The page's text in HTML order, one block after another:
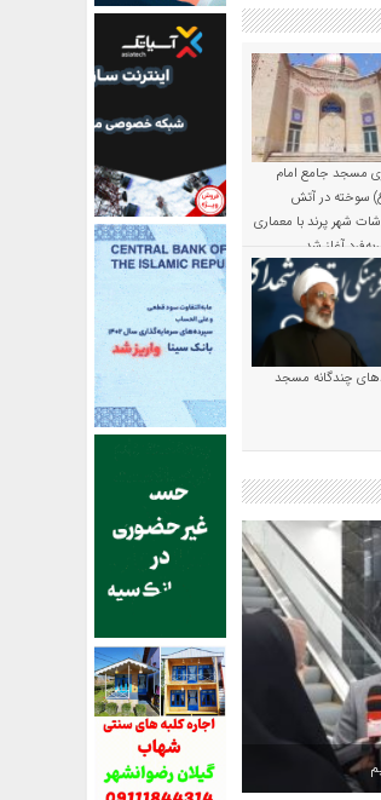
مسجد جامع امام
سوخته در آتش
شهر پرند با معماری
آغاز شد
چندگانه مسجد